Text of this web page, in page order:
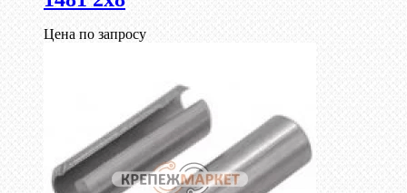
Цена по запросу